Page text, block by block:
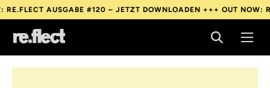
AUSGABE #120 – JETZT DOWNLOADEN +++OUT NOW:
AUSGABE #120 – JETZT DOWNLOADEN +++